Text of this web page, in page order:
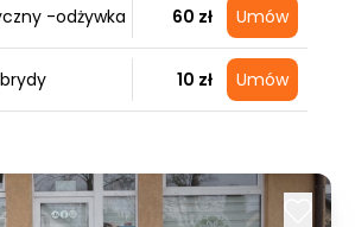
-odżywka 60 zł Umów
10 zł Umów